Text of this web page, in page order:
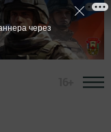
через